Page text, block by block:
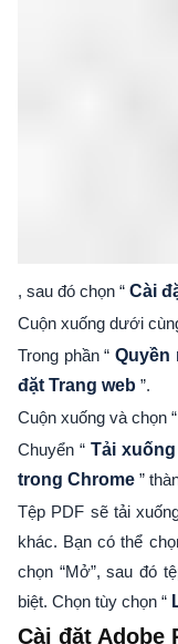
, sau đó chọn “ Cài
Cuộn xuống dưới
Trong phần “Quyền
đặt Trang web ”.
Cuộn xuống và chọn “
Chuyển “ Tải
trong Chrome ”
Tệp PDF sẽ tải
khác. Bạn có thể
chọn “Mở”, sau đó
biệt. Chọn tùy chọn “
Cài đặt Adobe